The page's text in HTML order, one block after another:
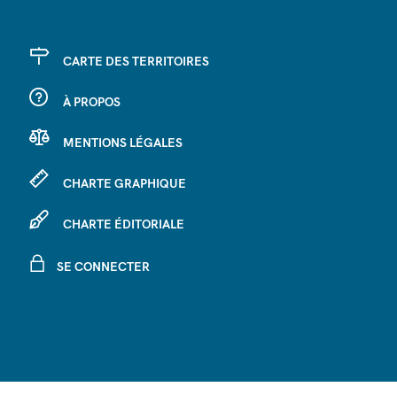
CARTE DES TERRITOIRES
À PROPOS
MENTIONS LÉGALES
CHARTE GRAPHIQUE
CHARTE ÉDITORIALE
SE CONNECTER